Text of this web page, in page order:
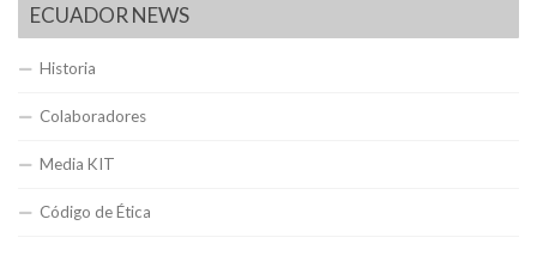
ECUADOR NEWS
Historia
Colaboradores
Media KIT
Código de Ética